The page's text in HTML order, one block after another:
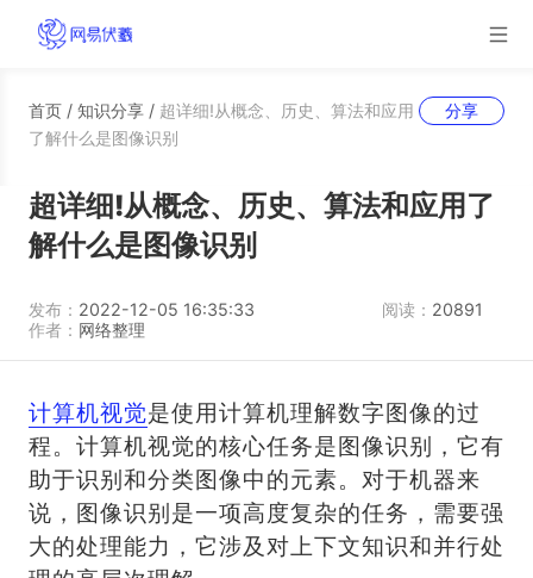
首页 / 知识分享 / 超详细!从概念、历史、算法和应用
了解什么是图像识别
分享
超详细!从概念、历史、算法和应用了
解什么是图像识别
发布： 2022-12-05 16:35:33 阅读： 20891
作者： 网络整理
计算机视觉是使用计算机理解数字图像的过
程。计算机视觉的核心任务是图像识别，它有
助于识别和分类图像中的元素。对于机器来
说，图像识别是一项高度复杂的任务，需要强
大的处理能力，它涉及对上下文知识和并行处